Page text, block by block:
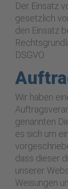
Der Einsatz
gesetzlich
den Einsatz
DSGVO.
Wir haben
genannten
es sich um
dass dieser
unserer
Weisungen